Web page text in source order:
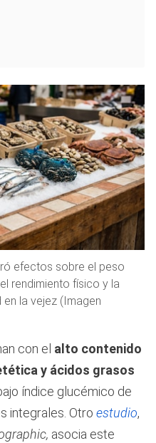
efectos sobre el peso
rendimiento físico y la
la vejez (Imagen
con el alto contenido
y ácidos grasos
índice glucémico de
integrales. Otro estudio,
asocia este